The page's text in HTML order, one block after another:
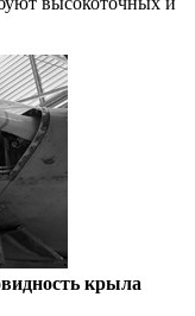
крыла